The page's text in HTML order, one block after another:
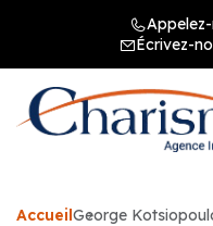
Écrivez-
AccueilGeorge